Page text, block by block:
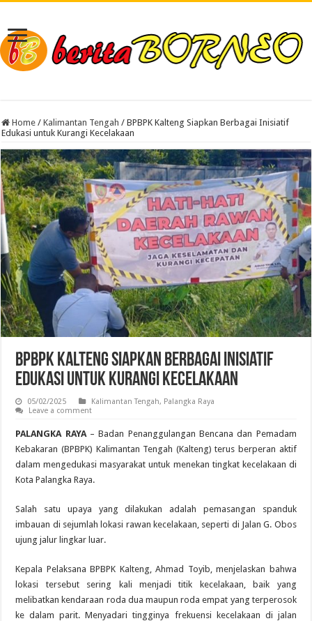
Home / Kalimantan Tengah / BPBPK Kalteng Siapkan Berbagai Inisiatif
Edukasi untuk Kurangi Kecelakaan
BPBPK Kalteng Siapkan Berbagai Inisiatif
Edukasi untuk Kurangi Kecelakaan
05/02/2025 Kalimantan Tengah, Palangka Raya
Leave a comment
PALANGKA RAYA– Badan Penanggulangan Bencana dan Pemadam
Kebakaran (BPBPK) Kalimantan Tengah (Kalteng) terus berperan aktif
dalam mengedukasi masyarakat untuk menekan tingkat kecelakaan di
Kota Palangka Raya.
Salah satu upaya yang dilakukan adalah pemasangan spanduk
imbauan di sejumlah lokasi rawan kecelakaan, seperti di Jalan G. Obos
ujung jalur lingkar luar.
Kepala Pelaksana BPBPK Kalteng, Ahmad Toyib, menjelaskan bahwa
lokasi tersebut sering kali menjadi titik kecelakaan, baik yang
melibatkan kendaraan roda dua maupun roda empat yang terperosok
ke dalam parit. Menyadari tingginya frekuensi kecelakaan di jalan